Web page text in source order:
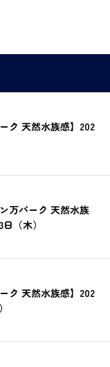
ク 天然水族感】202
万パーク 天然水族
（木）
ク 天然水族感】202